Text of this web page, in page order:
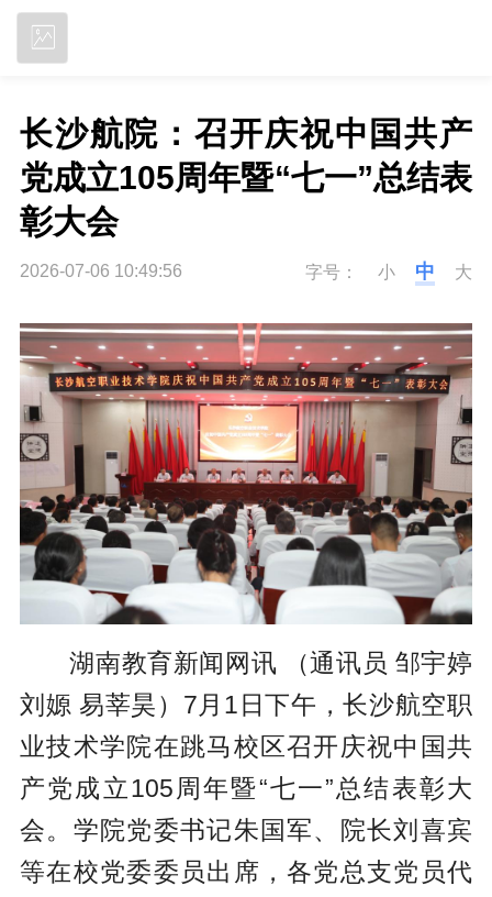
长沙航院：召开庆祝中国共产
党成立105周年暨“七一”总结表
彰大会
2026-07-06 10:49:56 字号： 小 中 大
湖南教育新闻网讯 （通讯员 邹宇婷
刘嫄 易莘昊）7月1日下午，长沙航空职
业技术学院在跳马校区召开庆祝中国共
产党成立105周年暨“七一”总结表彰大
会。学院党委书记朱国军、院长刘喜宾
等在校党委委员出席，各党总支党员代